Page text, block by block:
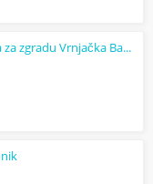
ZA KVADRATE Lokacija za zgradu Vrnjačka Banja